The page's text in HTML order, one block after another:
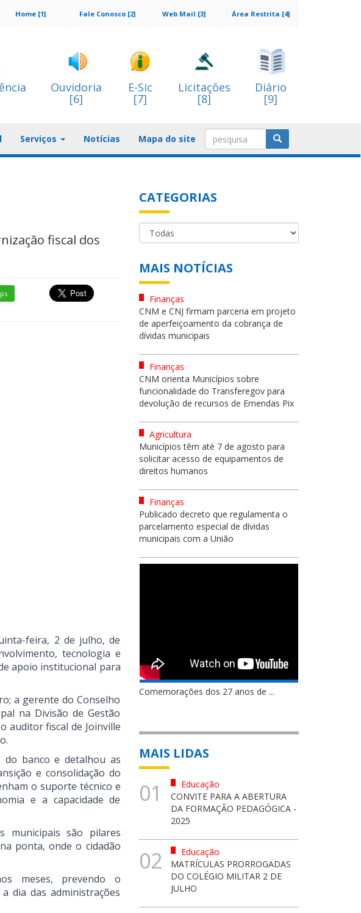
Área Restrita [4]
Web Mail [3]
Fale Conosco [2]
Home [1]
Ouvidoria
[6]
E-Sic
[7]
Licitações
[8]
Diário
[9]
Serviços Notícias Mapa do site
fiscal dos
feira, 2 de julho, de
tecnologia e
apoio institucional para
a gerente do Conselho
na Divisão de Gestão
auditor fiscal de Joinville
do banco e detalhou as
e consolidação do
o suporte técnico e
e a capacidade de
municipais são pilares
ponta, onde o cidadão
meses, prevendo o
dia das administrações
CATEGORIAS
MAIS NOTÍCIAS
Finanças
CNM e CNJ firmam parceria em projeto
de aperfeiçoamento da cobrança de
dívidas municipais
Finanças
CNM orienta Municípios sobre
funcionalidade do Transferegov para
devolução de recursos de Emendas Pix
Agricultura
Municípios têm até 7 de agosto para
solicitar acesso de equipamentos de
direitos humanos
Finanças
Publicado decreto que regulamenta o
parcelamento especial de dívidas
municipais com a União
Comemorações dos 27 anos de ...
MAIS LIDAS
01
Educação
CONVITE PARA A ABERTURA
DA FORMAÇÃO PEDAGÓGICA -
2025
02
Educação
MATRÍCULAS PRORROGADAS
DO COLÉGIO MILITAR 2 DE
JULHO